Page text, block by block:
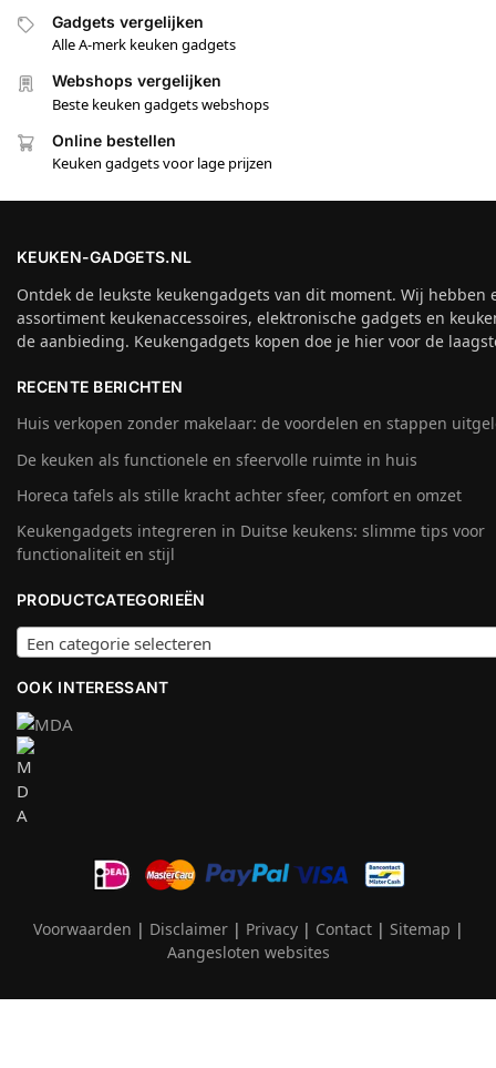
Gadgets vergelijken
Alle A-merk keuken gadgets
Webshops vergelijken
Beste keuken gadgets webshops
Online bestellen
Keuken gadgets voor lage prijzen
KEUKEN-GADGETS.NL
Ontdek de leukste keukengadgets van dit moment. Wij hebben
assortiment keukenaccessoires, elektronische gadgets en
de aanbieding. Keukengadgets kopen doe je hier voor de
RECENTE BERICHTEN
Huis verkopen zonder makelaar: de voordelen en stappen
De keuken als functionele en sfeervolle ruimte in huis
Horeca tafels als stille kracht achter sfeer, comfort en omzet
Keukengadgets integreren in Duitse keukens: slimme tips voor
functionaliteit en stijl
PRODUCTCATEGORIEËN
Een categorie selecteren
OOK INTERESSANT
Voorwaarden | Disclaimer| Privacy| Contact| Sitemap |
Aangesloten websites